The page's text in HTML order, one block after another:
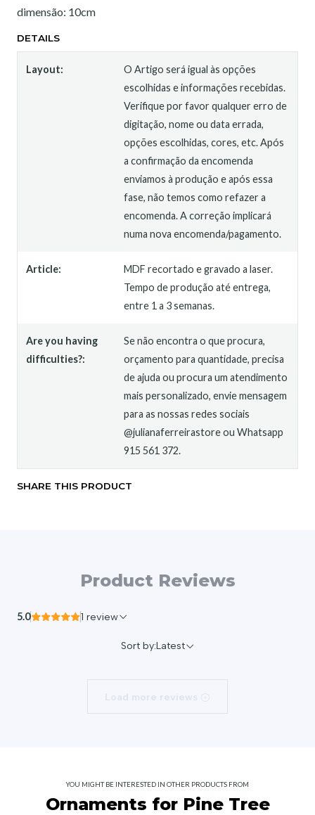
dimensão: 10cm
DETAILS
Layout:
O Artigo será igual às opções
escolhidas e informações recebidas.
Verifique por favor qualquer erro de
digitação, nome ou data errada,
opções escolhidas, cores, etc. Após
a confirmação da encomenda
enviamos à produção e após essa
fase, não temos como refazer a
encomenda. A correção implicará
numa nova encomenda/pagamento.
Article:
MDF recortado e gravado a laser.
Tempo de produção até entrega,
entre 1 a 3 semanas.
Are you having
difficulties?:
Se não encontra o que procura,
orçamento para quantidade, precisa
de ajuda ou procura um atendimento
mais personalizado, envie mensagem
para as nossas redes sociais
@julianaferreirastore ou Whatsapp
915 561 372.
SHARE THIS PRODUCT
Product Reviews
5.0 1 review
Sort by:Latest
Load more reviews
YOU MIGHT BE INTERESTED IN OTHER PRODUCTS FROM
Ornaments for Pine Tree